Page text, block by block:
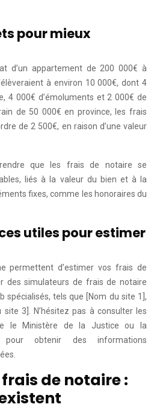
pour mieux
d’un appartement de 200 000€ à
à environ 10 000€, dont 4
4 000€ d’émoluments et 2 000€ de
de 50 000€ en province, les frais
de 2 500€, en raison d’une valeur
que les frais de notaire se
liés à la valeur du bien et à la
fixes, comme les honoraires du
utiles pour estimer
permettent d’estimer vos frais de
des simulateurs de frais de notaire
spécialisés, tels que [Nom du site 1],
3]. N’hésitez pas à consulter les
le Ministère de la Justice ou la
pour obtenir des informations
de notaire :